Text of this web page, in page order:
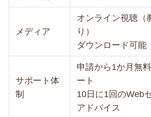
メディア
オンライン視聴（
り）
ダウンロード可能
サポート体
制
申請から1か月無
ート
10日に1回のWeb
アドバイス